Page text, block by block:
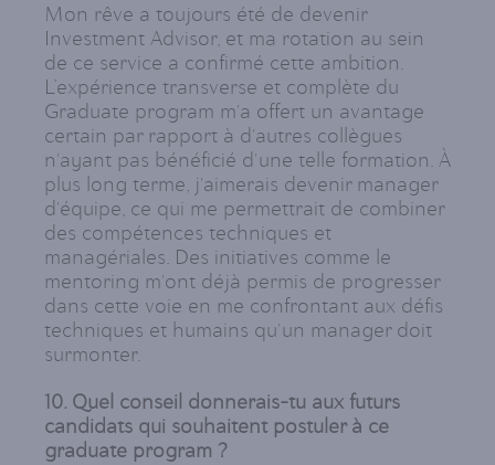
Mon rêve a toujours été de devenir
Investment Advisor, et ma rotation au sein
de ce service a confirmé cette ambition.
L’expérience transverse et complète du
Graduate program m'a offert un avantage
certain par rapport à d'autres collègues
n'ayant pas bénéficié d'une telle formation. À
plus long terme, j'aimerais devenir manager
d'équipe, ce qui me permettrait de combiner
des compétences techniques et
managériales. Des initiatives comme le
mentoring m'ont déjà permis de progresser
dans cette voie en me confrontant aux défis
techniques et humains qu'un manager doit
surmonter.
10. Quel conseil donnerais-tu aux futurs
candidats qui souhaitent postuler à ce
graduate program ?